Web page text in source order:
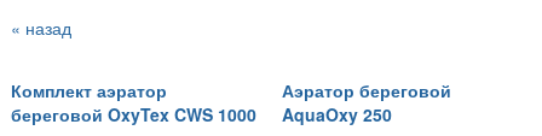
« назад
Комплект аэратор
береговой OxyTex CWS 1000
Аэратор береговой
AquaOxy 250